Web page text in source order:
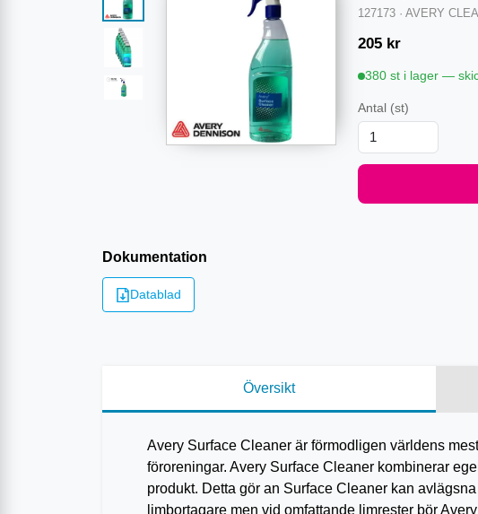
127173 · AVERY
205 kr
380 st i lager —
Antal (st)
Dokumentation
Datablad
Översikt
Avery Surface Cleaner är förmodligen världens
föroreningar. Avery Surface Cleaner kombinerar
produkt. Detta gör an Surface Cleaner kan
limbortagare men vid omfattande limrester bör